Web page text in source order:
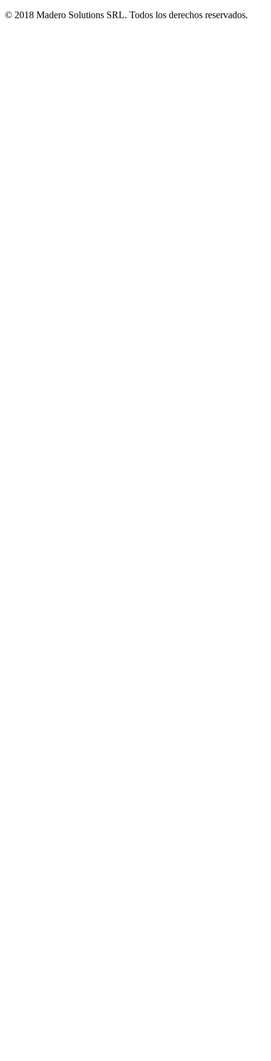
© 2018 Madero Solutions SRL. Todos los derechos reservados.